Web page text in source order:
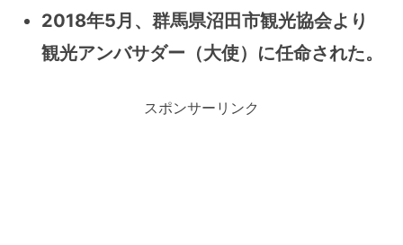
2018年5月、群馬県沼田市観光協会より
観光アンバサダー（大使）に任命された。
スポンサーリンク